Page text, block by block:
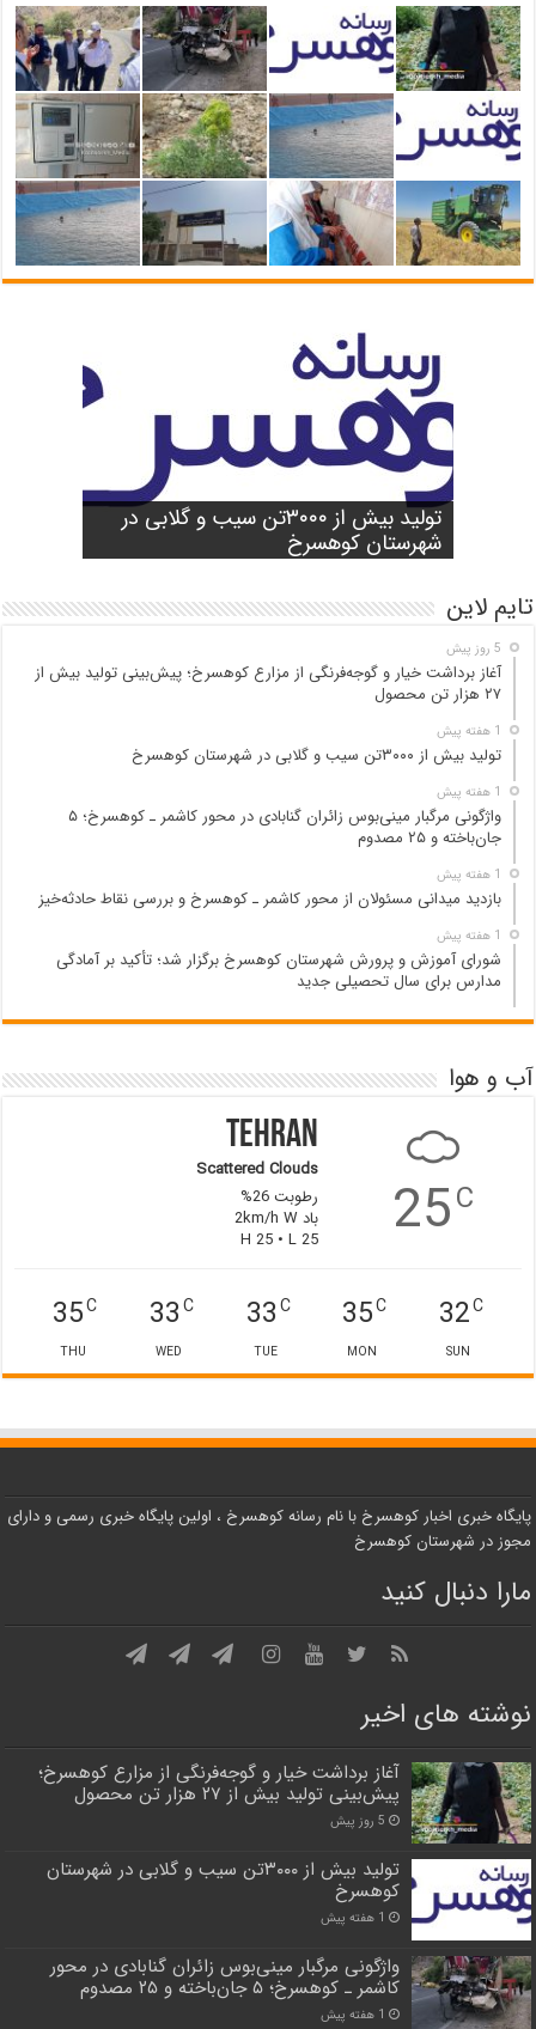
آغاز برداشت خیار و گوجه‌فرنگی از مزارع
کوهسرخ؛ پیش‌بینی تولید بیش از ۲۷ هزار
تن محصول
تولید بیش از ۳۰۰۰تن سیب و گلابی در
شهرستان کوهسرخ
واژگونی مرگبار مینی‌بوس زائران گنابادی
در محور کاشمر ـ کوهسرخ؛ ۵ جان‌باخته و
۲۵ مصدوم
بازدید میدانی مسئولان از محور کاشمر ـ
کوهسرخ و بررسی نقاط حادثه‌خیز
شورای آموزش و پرورش شهرستان
کوهسرخ برگزار شد؛ تأکید بر آمادگی
مدارس برای سال تحصیلی جدید
تایم لاین
5 روز پیش
آغاز برداشت خیار و گوجه‌فرنگی از مزارع کوهسرخ؛ پیش‌بینی تولید بیش از
۲۷ هزار تن محصول
1 هفته پیش
تولید بیش از ۳۰۰۰تن سیب و گلابی در شهرستان کوهسرخ
1 هفته پیش
واژگونی مرگبار مینی‌بوس زائران گنابادی در محور کاشمر ـ کوهسرخ؛ ۵
جان‌باخته و ۲۵ مصدوم
1 هفته پیش
بازدید میدانی مسئولان از محور کاشمر ـ کوهسرخ و بررسی نقاط حادثه‌خیز
1 هفته پیش
شورای آموزش و پرورش شهرستان کوهسرخ برگزار شد؛ تأکید بر آمادگی
مدارس برای سال تحصیلی جدید
آب و هوا
25C
Tehran
Scattered Clouds
رطوبت 26%
باد 2km/h W
H 25 • L 25
32C
SUN
35C
MON
33C
TUE
33C
WED
35C
THU
پایگاه خبری اخبار کوهسرخ با نام رسانه کوهسرخ ، اولین پایگاه خبری رسمی و دارای
مجوز در شهرستان کوهسرخ
مارا دنبال کنید
نوشته های اخیر
آغاز برداشت خیار و گوجه‌فرنگی از مزارع کوهسرخ؛
پیش‌بینی تولید بیش از ۲۷ هزار تن محصول
5 روز پیش
تولید بیش از ۳۰۰۰تن سیب و گلابی در شهرستان
کوهسرخ
1 هفته پیش
واژگونی مرگبار مینی‌بوس زائران گنابادی در محور
کاشمر ـ کوهسرخ؛ ۵ جان‌باخته و ۲۵ مصدوم
1 هفته پیش